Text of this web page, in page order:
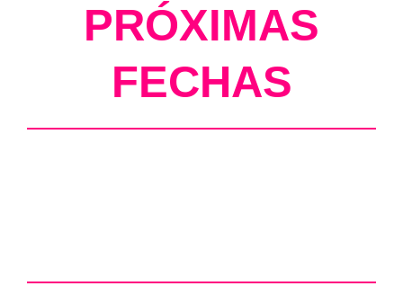
PRÓXIMAS
FECHAS